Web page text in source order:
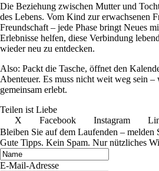
Die Beziehung zwischen Mutter und
des Lebens. Vom Kind zur erwachsenen
Freundschaft – jede Phase bringt Neues
Erlebnisse helfen, diese Verbindung
wieder neu zu entdecken.
Also: Packt die Tasche, öffnet den
Abenteuer. Es muss nicht weit weg sein –
gemeinsam erlebt.
Teilen ist Liebe
X
Facebook Instagram
Bleiben Sie auf dem Laufenden – melden
Gute Tipps. Kein Spam. Nur nützliches
E-Mail-Adresse